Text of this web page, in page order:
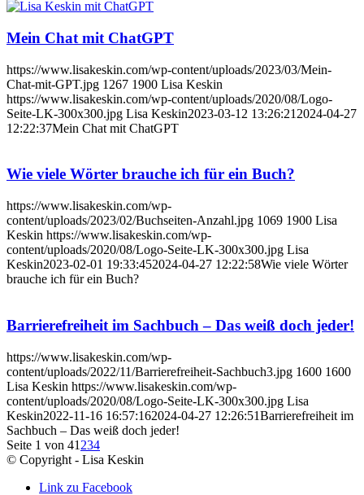
Mein Chat mit ChatGPT
https://www.lisakeskin.com/wp-content/uploads/2023/03/Mein-
Chat-mit-GPT.jpg 1267 1900 Lisa Keskin
https://www.lisakeskin.com/wp-content/uploads/2020/08/Logo-
Seite-LK-300x300.jpg Lisa Keskin2023-03-12 13:26:21 2024-04-27
12:22:37Mein Chat mit ChatGPT
Wie viele Wörter brauche ich für ein Buch?
https://www.lisakeskin.com/wp-
content/uploads/2023/02/Buchseiten-Anzahl.jpg 1069 1900 Lisa
Keskin https://www.lisakeskin.com/wp-
content/uploads/2020/08/Logo-Seite-LK-300x300.jpg Lisa
Keskin2023-02-01 19:33:452024-04-27 12:22:58Wie viele Wörter
brauche ich für ein Buch?
Barrierefreiheit im Sachbuch – Das weiß doch jeder!
https://www.lisakeskin.com/wp-
content/uploads/2022/11/Barrierefreiheit-Sachbuch3.jpg 1600 1600
Lisa Keskin https://www.lisakeskin.com/wp-
content/uploads/2020/08/Logo-Seite-LK-300x300.jpg Lisa
Keskin2022-11-16 16:57:162024-04-27 12:26:51Barrierefreiheit im
Sachbuch – Das weiß doch jeder!
Seite 1 von 41 234
© Copyright - Lisa Keskin
Link zu Facebook